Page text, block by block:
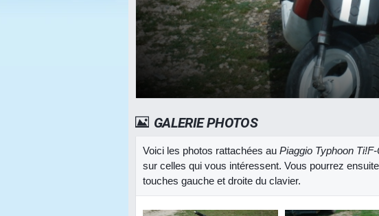
GALERIE PHOTOS
Voici les photos rattachées au Piaggio Typhoon
sur celles qui vous intéressent. Vous pourrez
touches gauche et droite du clavier.